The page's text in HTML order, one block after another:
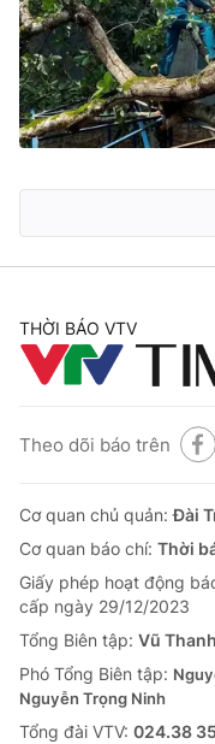
THỜI BÁO VTV
Theo dõi báo trên
Cơ quan chủ quản:Đài
Cơ quan báo chí: Thời
Giấy phép hoạt động
cấp ngày 29/12/2023
Tổng Biên tập: Vũ
Phó Tổng Biên tập:
Nguyễn Trọng Ninh
Tổng đài VTV: 024.38